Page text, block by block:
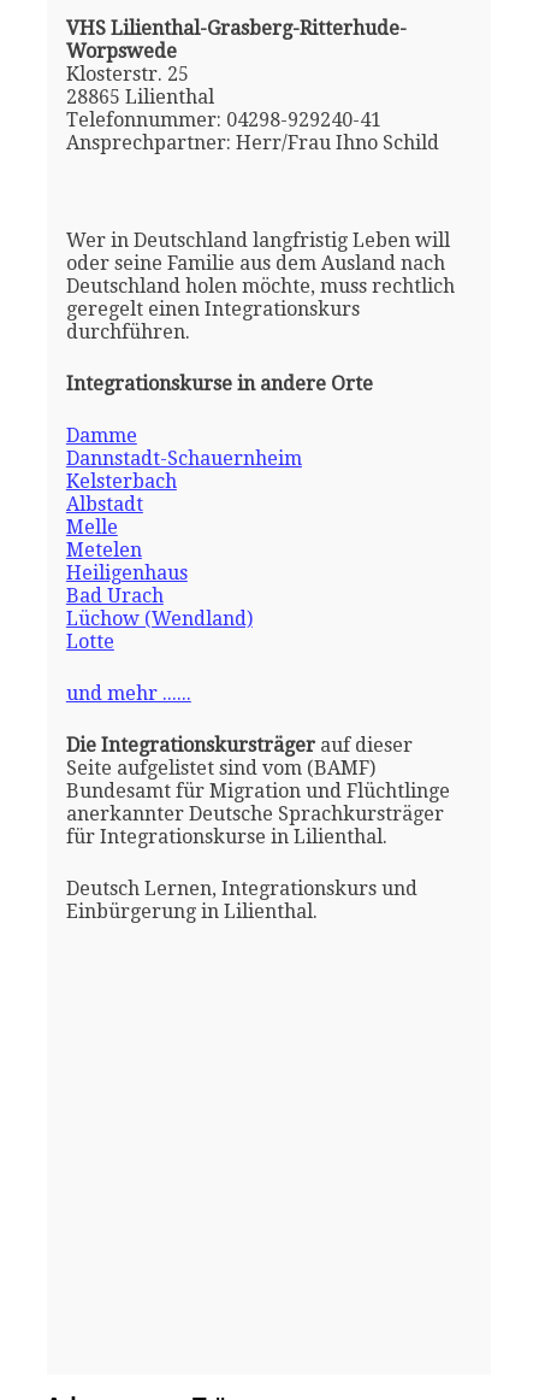
VHS Lilienthal-Grasberg-Ritterhude-
Worpswede
Klosterstr. 25
28865 Lilienthal
Telefonnummer: 04298-929240-41
Ansprechpartner: Herr/Frau Ihno Schild
Wer in Deutschland langfristig Leben will
oder seine Familie aus dem Ausland nach
Deutschland holen möchte, muss rechtlich
geregelt einen Integrationskurs
durchführen.
Integrationskurse in andere Orte
Damme
Dannstadt-Schauernheim
Kelsterbach
Albstadt
Melle
Metelen
Heiligenhaus
Bad Urach
Lüchow (Wendland)
Lotte
und mehr ......
Die Integrationskursträgerauf dieser
Seite aufgelistet sind vom (BAMF)
Bundesamt für Migration und Flüchtlinge
anerkannter Deutsche Sprachkursträger
für Integrationskurse in Lilienthal.
Deutsch Lernen, Integrationskurs und
Einbürgerung in Lilienthal.